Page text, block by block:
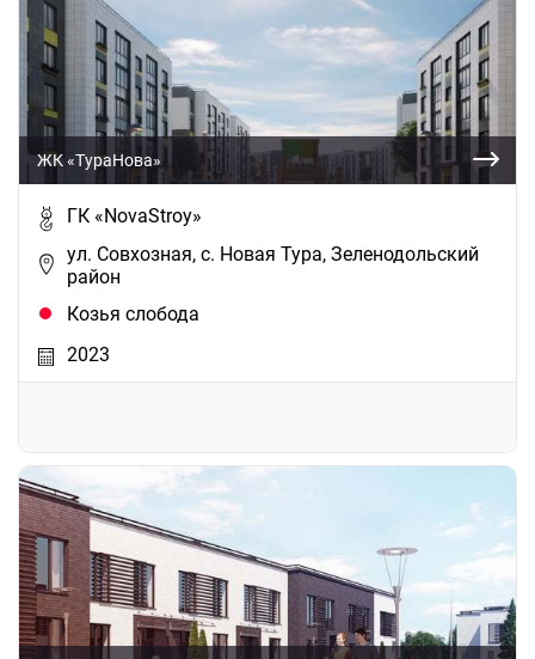
ЖК «ТураНова»
ГК «NovaStroy»
ул. Совхозная, с. Новая Тура, Зеленодольский
район
Козья слобода
2023